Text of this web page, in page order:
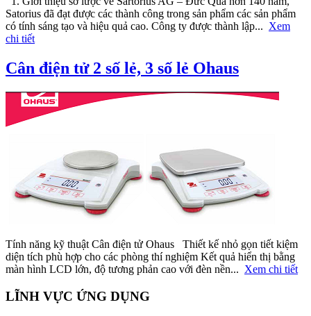
Satorius đã đạt được các thành công trong sản phẩm các sản phẩm
có tính sáng tạo và hiệu quả cao. Công ty được thành lập... Xem
chi tiết
Cân điện tử 2 số lẻ, 3 số lẻ Ohaus
Tính năng kỹ thuật Cân điện tử Ohaus Thiết kế nhỏ gọn tiết kiệm
diện tích phù hợp cho các phòng thí nghiệm Kết quả hiển thị bằng
màn hình LCD lớn, độ tương phản cao với đèn nền... Xem chi tiết
LĨNH VỰC ỨNG DỤNG